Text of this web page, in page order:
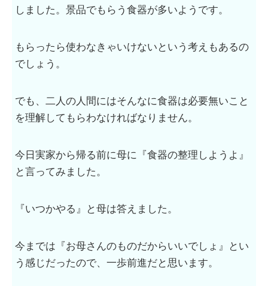
しました。景品でもらう食器が多いようです。
もらったら使わなきゃいけないという考えもあるの
でしょう。
でも、二人の人間にはそんなに食器は必要無いこと
を理解してもらわなければなりません。
今日実家から帰る前に母に『食器の整理しようよ』
と言ってみました。
『いつかやる』と母は答えました。
今までは『お母さんのものだからいいでしょ』とい
う感じだったので、一歩前進だと思います。